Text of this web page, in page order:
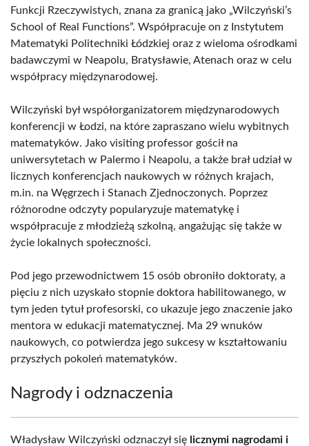
Funkcji Rzeczywistych, znana za granicą jako „Wilczyński’s
School of Real Functions”. Współpracuje on z Instytutem
Matematyki Politechniki Łódzkiej oraz z wieloma ośrodkami
badawczymi w Neapolu, Bratysławie, Atenach oraz w celu
współpracy międzynarodowej.
Wilczyński był współorganizatorem międzynarodowych
konferencji w Łodzi, na które zapraszano wielu wybitnych
matematyków. Jako visiting professor gościł na
uniwersytetach w Palermo i Neapolu, a także brał udział w
licznych konferencjach naukowych w różnych krajach,
m.in. na Węgrzech i Stanach Zjednoczonych. Poprzez
różnorodne odczyty popularyzuje matematykę i
współpracuje z młodzieżą szkolną, angażując się także w
życie lokalnych społeczności.
Pod jego przewodnictwem 15 osób obroniło doktoraty, a
pięciu z nich uzyskało stopnie doktora habilitowanego, w
tym jeden tytuł profesorski, co ukazuje jego znaczenie jako
mentora w edukacji matematycznej. Ma 29 wnuków
naukowych, co potwierdza jego sukcesy w kształtowaniu
przyszłych pokoleń matematyków.
Nagrody i odznaczenia
Władysław Wilczyński odznaczył się licznymi nagrodami i